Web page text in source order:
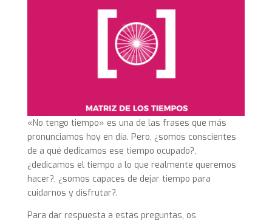
«No tengo tiempo» es una de las frases que más
pronunciamos hoy en día. Pero, ¿somos conscientes
de a qué dedicamos ese tiempo ocupado?,
¿dedicamos el tiempo a lo que realmente queremos
hacer?, ¿somos capaces de dejar tiempo para
cuidarnos y disfrutar?.
Para dar respuesta a estas preguntas, os